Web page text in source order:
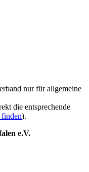
nur für allgemeine
die entsprechende
).
e.V.